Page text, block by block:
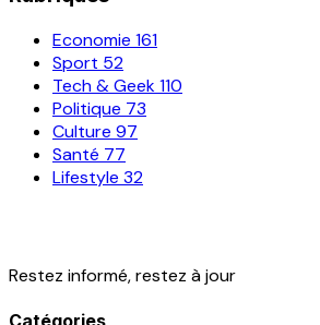
Economie 161
Sport 52
Tech & Geek110
Politique 73
Culture 97
Santé 77
Lifestyle 32
Restez informé, restez à jour